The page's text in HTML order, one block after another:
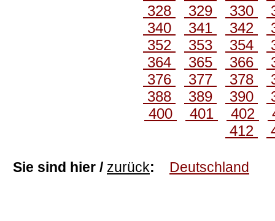
328
329 330
340
341 342
352
353 354
364
365 366
376
377 378
388
389 390
400
401 402
412
Sie sind hier / zurück: Deutschland